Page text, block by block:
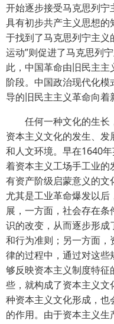
开始逐步接受马克思列
具有初步共产主义思想
于找到了马克思列宁主义
运动”则促进了马克思列
此，中国革命由旧民主
阶段。中国政治现代化
导的旧民主主义革命向着
任何一种文化的生长
资本主义文化的发生、
和人文环境。早在1640
着资本主义工场手工业
有资产阶级启蒙意义的文
尤其是工业革命爆发以
展，一方面，社会存在
识的改变，从而逐步形
和行为准则；另一方面
律的过程中，通过对这
够反映资本主义制度特
些，就构成了资本主义
种资本主义文化形成，
的作用。由于资本主义